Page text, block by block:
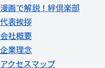
漫画で解説！絆倶楽部
代表挨拶
会社概要
企業理念
アクセスマップ